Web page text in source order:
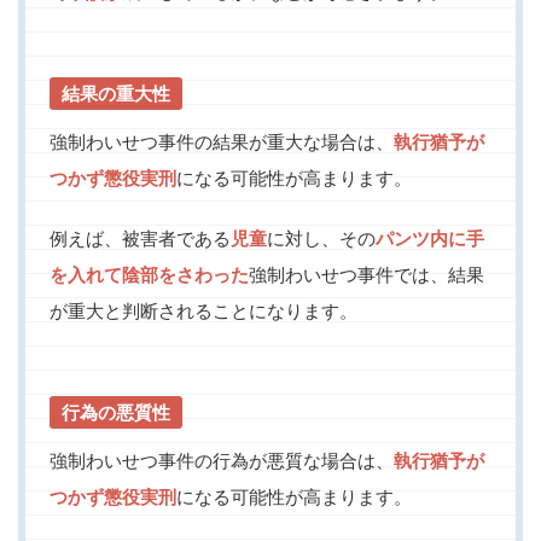
結果の重大性
強制わいせつ事件の結果が重大な場合は、 執行猶予が
つかず懲役実刑 になる可能性が高まります。
例えば、被害者である 児童に対し、そのパンツ内に手
を入れて陰部をさわった強制わいせつ事件では、結果
が重大と判断されることになります。
行為の悪質性
強制わいせつ事件の行為が悪質な場合は、 執行猶予が
つかず懲役実刑 になる可能性が高まります。